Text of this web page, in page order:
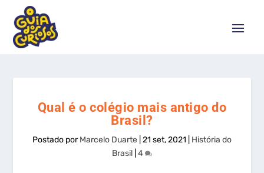
Qual é o colégio mais antigo do
Brasil?
Postado porMarcelo Duarte 21 set, 2021
História do
Brasil 4